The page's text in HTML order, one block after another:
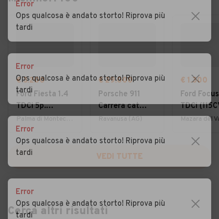
€ 3.200
Ford Fiesta 1.4
TDCi 5p.
Titanium
€ 29.000
Porsche 911
Carrera cat
Coupé
€ 1.300
Ford
TDCi
cat SW
VEDI TUTTE
Cerca altri risultati
Error
Ops qualcosa è andato storto! Riprova più
tardi
Error
Ops qualcosa è andato storto! Riprova più
tardi
Error
Ops qualcosa è andato storto! Riprova più
tardi
Error
Ops qualcosa è andato storto! Riprova più
tardi